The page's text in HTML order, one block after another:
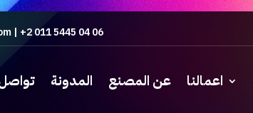
| +2 011 5445 04 06
اعمالنا عن المصنع المدونة